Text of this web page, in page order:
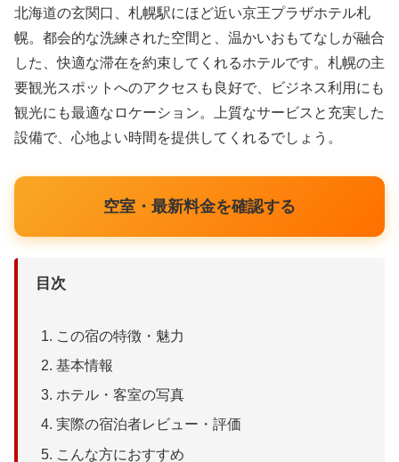
北海道の玄関口、札幌駅にほど近い京王プラザホテル札
幌。都会的な洗練された空間と、温かいおもてなしが融合
した、快適な滞在を約束してくれるホテルです。札幌の主
要観光スポットへのアクセスも良好で、ビジネス利用にも
観光にも最適なロケーション。上質なサービスと充実した
設備で、心地よい時間を提供してくれるでしょう。
空室・最新料金を確認する
目次
この宿の特徴・魅力
基本情報
ホテル・客室の写真
実際の宿泊者レビュー・評価
こんな方におすすめ